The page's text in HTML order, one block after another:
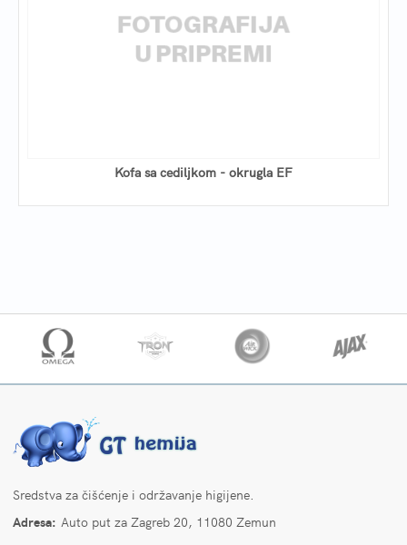
Kofa sa cediljkom - okrugla EF
Sredstva za čišćenje i održavanje higijene.
Adresa: Auto put za Zagreb 20, 11080 Zemun